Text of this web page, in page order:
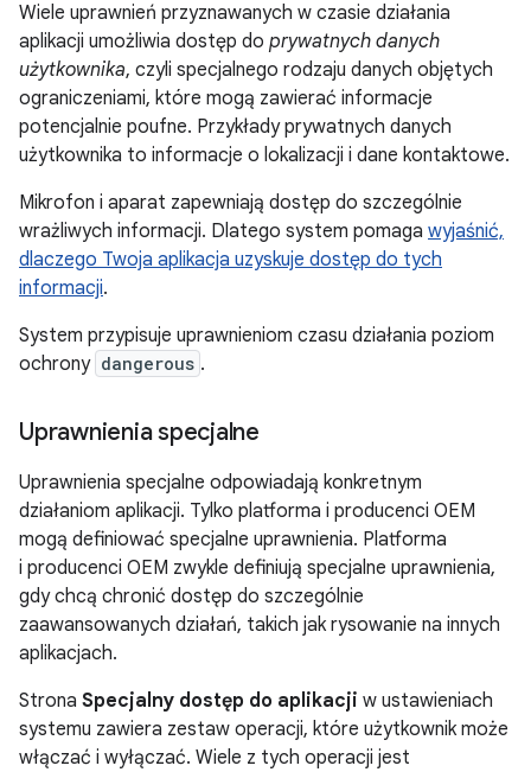
Wiele uprawnień przyznawanych w czasie działania
aplikacji umożliwia dostęp do prywatnych danych
użytkownika, czyli specjalnego rodzaju danych objętych
ograniczeniami, które mogą zawierać informacje
potencjalnie poufne. Przykłady prywatnych danych
użytkownika to informacje o lokalizacji i dane kontaktowe.
Mikrofon i aparat zapewniają dostęp do szczególnie
wrażliwych informacji. Dlatego system pomaga wyjaśnić,
dlaczego Twoja aplikacja uzyskuje dostęp do tych
informacji.
System przypisuje uprawnieniom czasu działania poziom
ochrony dangerous .
Uprawnienia specjalne
Uprawnienia specjalne odpowiadają konkretnym
działaniom aplikacji. Tylko platforma i producenci OEM
mogą definiować specjalne uprawnienia. Platforma
i producenci OEM zwykle definiują specjalne uprawnienia,
gdy chcą chronić dostęp do szczególnie
zaawansowanych działań, takich jak rysowanie na innych
aplikacjach.
Strona Specjalny dostęp do aplikacji w ustawieniach
systemu zawiera zestaw operacji, które użytkownik może
włączać i wyłączać. Wiele z tych operacji jest